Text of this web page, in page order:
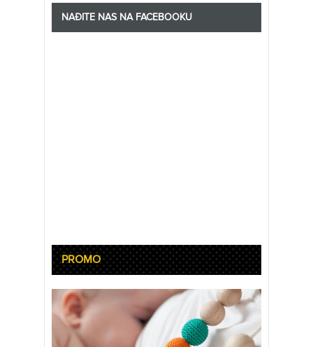
NAĐITE NAS NA FACEBOOKU
PROMO